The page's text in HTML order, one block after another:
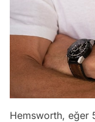
Hemsworth, eğer